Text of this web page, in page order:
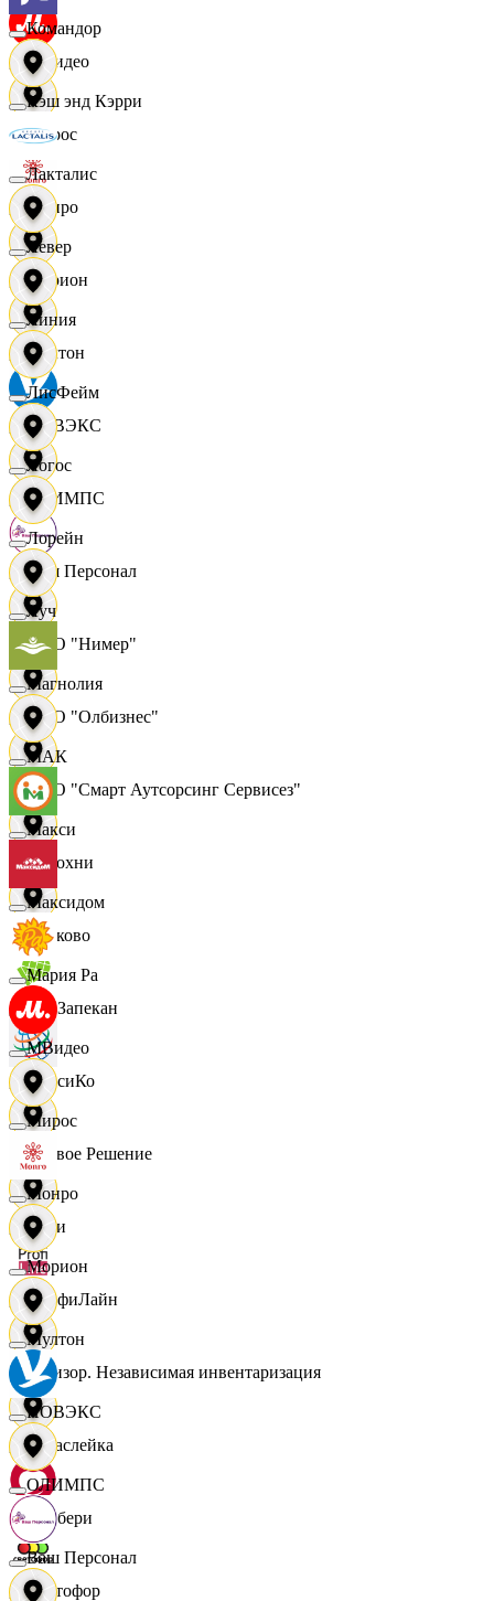
МВидео
Мирос
Монро
Морион
Мултон
НОВЭКС
ОЛИМПС
Ваш Персонал
ООО "Нимер"
ООО "Олбизнес"
ООО "Смарт Аутсорсинг Сервисез"
Отдохни
Очаково
ПанЗапекан
ПепсиКо
Первое Решение
Пери
ПрофиЛайн
Ревизор. Независимая инвентаризация
Саваслейка
Самбери
Светофор
Командор
Кэш энд Кэрри
Лакталис
Левер
Линия
ЛисФейм
Логос
Лорейн
Луч
Магнолия
МАК
Макси
Максидом
Мария Ра
МВидео
Мирос
Монро
Морион
Мултон
НОВЭКС
ОЛИМПС
Ваш Персонал